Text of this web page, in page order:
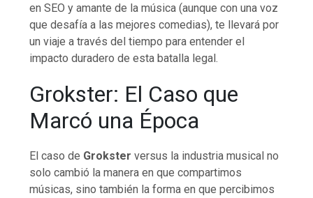
en SEO y amante de la música (aunque con una voz
que desafía a las mejores comedias), te llevará por
un viaje a través del tiempo para entender el
impacto duradero de esta batalla legal.
Grokster: El Caso que
Marcó una Época
El caso de Grokster versus la industria musical no
solo cambió la manera en que compartimos
músicas, sino también la forma en que percibimos